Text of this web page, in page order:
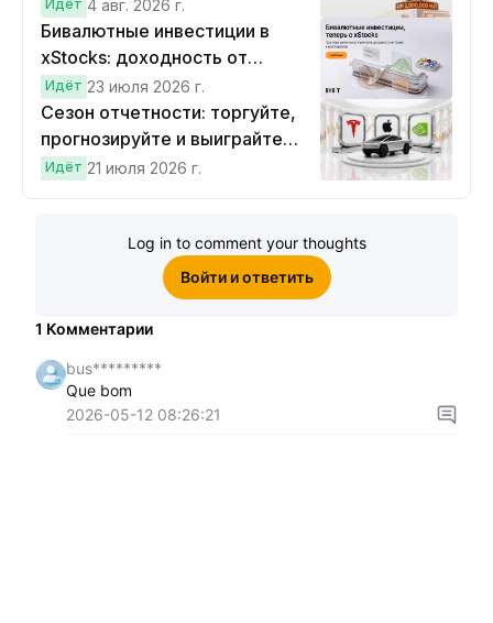
Идёт 4 авг. 2026 г.
Бивалютные инвестиции в
xStocks: доходность от
прогнозов
Идёт 23 июля 2026 г.
Сезон отчетности: торгуйте,
прогнозируйте и выиграйте
Cybertruck!
Идёт 21 июля 2026 г.
Log in to comment your thoughts
Войти и ответить
1 Комментарии
bus*********
Que bom
2026-05-12 08:26:21